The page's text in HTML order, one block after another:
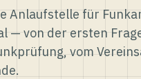
Anlaufstelle für
— von der ersten
vom